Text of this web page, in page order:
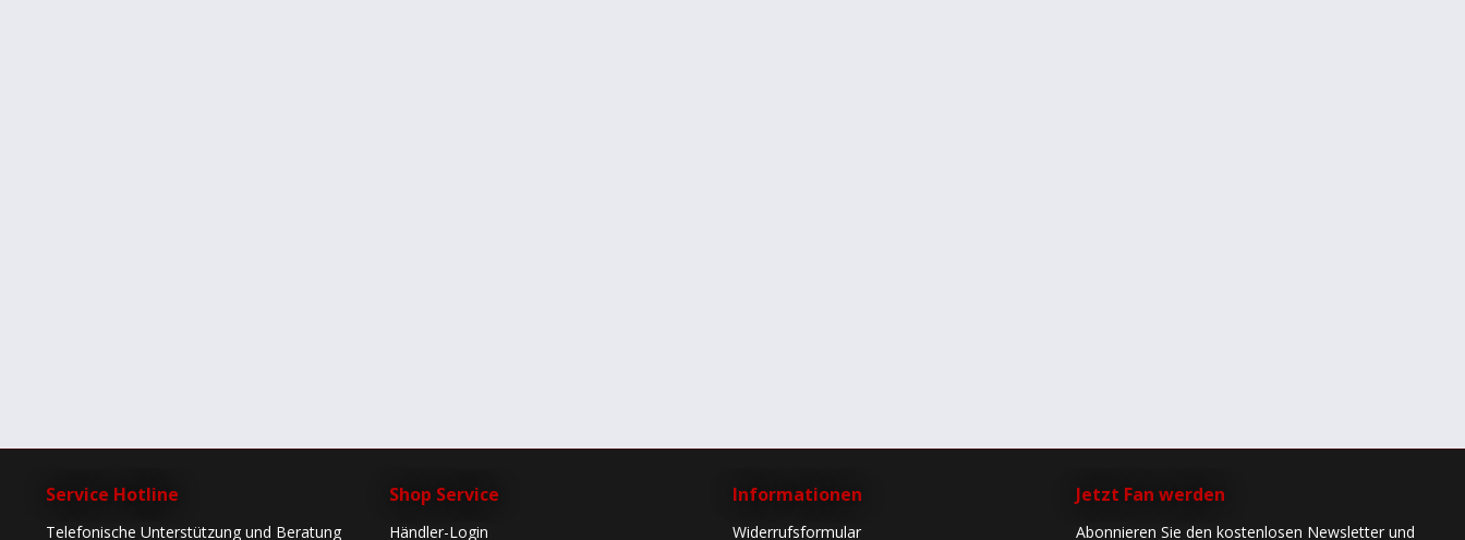
Service Hotline
Telefonische Unterstützung und Beratung
Shop Service
Händler-Login
Informationen
Widerrufsformular
Jetzt Fan werden
Abonnieren Sie den kostenlosen Newsletter und